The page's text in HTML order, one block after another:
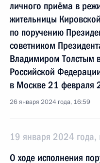
личного приёма в
жительницы
по поручению
советником
Владимиром Толстым
Российской
в Москве 21 февраля
26 января 2024 года, 16:59
19 января 2024 года,
О ходе исполнения